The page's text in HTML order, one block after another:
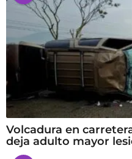
Volcadura en
deja adulto mayor